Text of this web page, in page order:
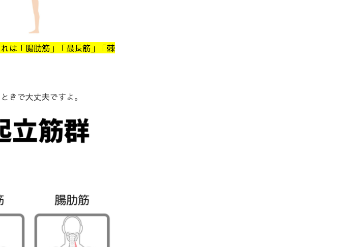
は「腸肋筋」「最長筋」「棘
きで大丈夫ですよ。